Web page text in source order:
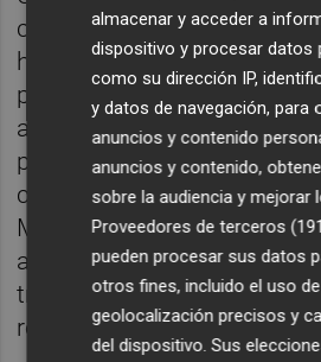
con esta operativa es
ha dispuesto del campo de
para acumular todos los
acumulados y gestionados
pesada de la empresa
colaboración con Agentes
Medioambientales. De la
autorizado el traslado de
trituradora para poder
residuos.
almacenar y acceder a
dispositivo y procesar datos
como su dirección IP,
y datos de navegación, para
anuncios y contenido
anuncios y contenido,
sobre la audiencia y mejorar
Proveedores de terceros
pueden procesar sus datos
otros fines, incluido el uso
geolocalización precisos y
del dispositivo. Sus